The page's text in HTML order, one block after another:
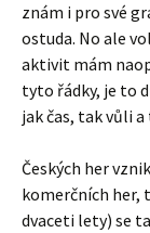
znám i pro své
ostuda. No ale
aktivit mám
tyto řádky, je to
jak čas, tak vůli
Českých her
komerčních her,
dvaceti lety) se